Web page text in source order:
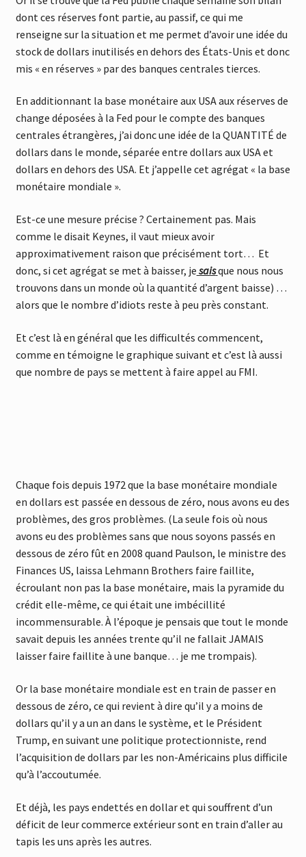
dont ces réserves font partie, au passif, ce qui me
renseigne sur la situation et me permet d’avoir une idée du
stock de dollars inutilisés en dehors des États-Unis et donc
mis « en réserves » par des banques centrales tierces.
En additionnant la base monétaire aux USA aux réserves de
change déposées à la Fed pour le compte des banques
centrales étrangères, j’ai donc une idée de la QUANTITÉ de
dollars dans le monde, séparée entre dollars aux USA et
dollars en dehors des USA. Et j’appelle cet agrégat « la base
monétaire mondiale ».
Est-ce une mesure précise ? Certainement pas. Mais
comme le disait Keynes, il vaut mieux avoir
approximativement raison que précisément tort… Et
donc, si cet agrégat se met à baisser, je saisque nous nous
trouvons dans un monde où la quantité d’argent baisse) …
alors que le nombre d’idiots reste à peu près constant.
Et c’est là en général que les difficultés commencent,
comme en témoigne le graphique suivant et c’est là aussi
que nombre de pays se mettent à faire appel au FMI.
Chaque fois depuis 1972 que la base monétaire mondiale
en dollars est passée en dessous de zéro, nous avons eu des
problèmes, des gros problèmes. (La seule fois où nous
avons eu des problèmes sans que nous soyons passés en
dessous de zéro fût en 2008 quand Paulson, le ministre des
Finances US, laissa Lehmann Brothers faire faillite,
écroulant non pas la base monétaire, mais la pyramide du
crédit elle-même, ce qui était une imbécillité
incommensurable. À l’époque je pensais que tout le monde
savait depuis les années trente qu’il ne fallait JAMAIS
laisser faire faillite à une banque… je me trompais).
Or la base monétaire mondiale est en train de passer en
dessous de zéro, ce qui revient à dire qu’il y a moins de
dollars qu’il y a un an dans le système, et le Président
Trump, en suivant une politique protectionniste, rend
l’acquisition de dollars par les non-Américains plus difficile
qu’à l’accoutumée.
Et déjà, les pays endettés en dollar et qui souffrent d’un
déficit de leur commerce extérieur sont en train d’aller au
tapis les uns après les autres.